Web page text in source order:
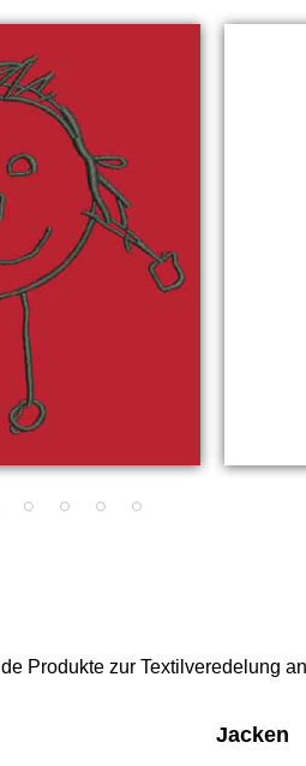
Produkte zur Textilveredelung
Jacken